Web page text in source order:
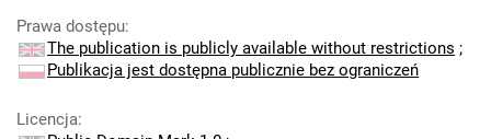
Prawa dostępu:
The publication is publicly available without restrictions ;
Publikacja jest dostępna publicznie bez ograniczeń
Licencja: